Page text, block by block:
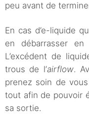
peu avant de
En cas d’e-liquide
en débarrasser
L’excédent de
trous de l’airflow.
prenez soin de
tout afin de pouvoir
sa sortie.